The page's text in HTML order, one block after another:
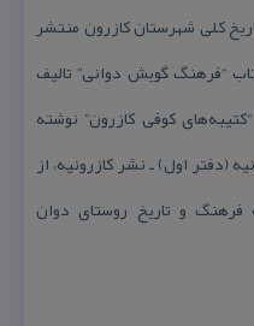
كلی شهرستان كازرون منتشر
“فرهنگ گویش دوانی” تالیف
كوفی كازرون” نوشته
(دفتر اول) ـ نشر كازرونیه، از
و تاریخ روستای دوان